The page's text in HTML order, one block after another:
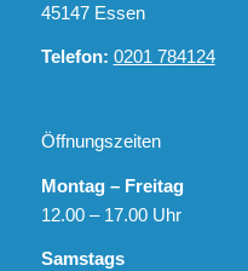
45147 Essen
Telefon: 0201 784124
Öffnungszeiten
Montag – Freitag
12.00 – 17.00 Uhr
Samstags